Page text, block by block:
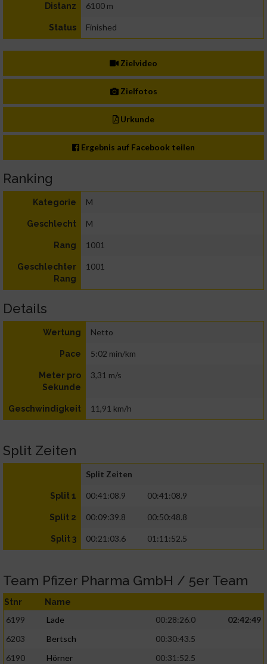
Distanz 6100 m
Status Finished
Zielvideo
Zielfotos
Urkunde
Ergebnis auf Facebook teilen
Ranking
Kategorie M
Geschlecht M
Rang 1001
Geschlechter
Rang
1001
Details
Wertung Netto
Pace 5:02 min/km
Meter pro
Sekunde
3,31 m/s
Geschwindigkeit 11,91 km/h
Split Zeiten
Split Zeiten
Split 1 00:41:08.9 00:41:08.9
Split 2 00:09:39.8 00:50:48.8
Split 3 00:21:03.6 01:11:52.5
Team Pfizer Pharma GmbH / 5er Team
Stnr Name
6199 Lade 00:28:26.0
02:42:49
6203
Bertsch
00:30:43.5
6190
Hörner
00:31:52.5